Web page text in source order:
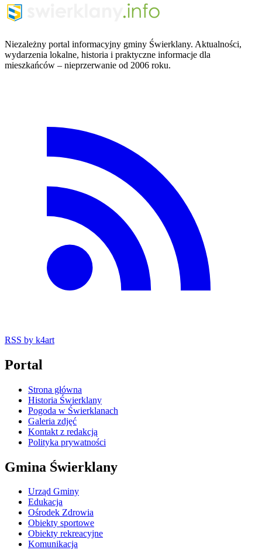
Niezależny portal informacyjny gminy Świerklany. Aktualności,
wydarzenia lokalne, historia i praktyczne informacje dla
mieszkańców – nieprzerwanie od 2006 roku.
RSS by k4art
Portal
Strona główna
Historia Świerklany
Pogoda w Świerklanach
Galeria zdjęć
Kontakt z redakcją
Polityka prywatności
Gmina Świerklany
Urząd Gminy
Edukacja
Ośrodek Zdrowia
Obiekty sportowe
Obiekty rekreacyjne
Komunikacja